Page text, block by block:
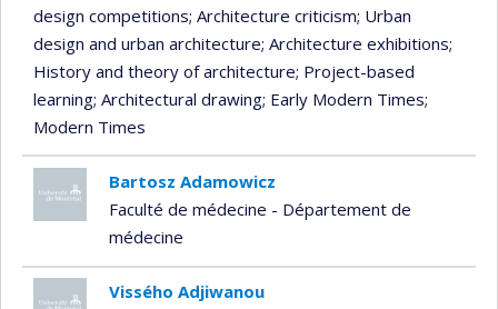
design competitions; Architecture criticism; Urban
design and urban architecture; Architecture exhibitions;
History and theory of architecture; Project-based
learning; Architectural drawing; Early Modern Times;
Modern Times
Bartosz Adamowicz
Faculté de médecine - Département de
médecine
Vissého Adjiwanou